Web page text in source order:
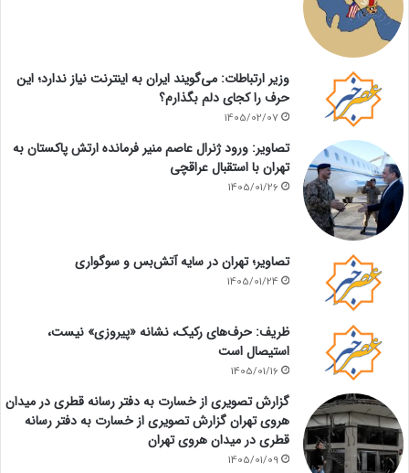
وزیر ارتباطات: می‌گویند ایران به اینترنت نیاز ندارد؛ این
حرف را کجای دلم بگذارم؟
1405/02/07
تصاویر: ورود ژنرال عاصم منیر فرمانده ارتش پاکستان به
تهران با استقبال عراقچی
1405/01/26
تصاویر؛ تهران در سایه آتش‌بس و سوگواری
1405/01/24
ظریف: حرف‌های رکیک، نشانه «پیروزی» نیست،
استیصال است
1405/01/16
گزارش تصویری از خسارت به دفتر رسانه قطری در میدان
هروی تهران گزارش تصویری از خسارت به دفتر رسانه
قطری در میدان هروی تهران
1405/01/09